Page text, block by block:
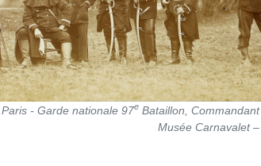
- Garde nationale 97eBataillon,
Musée Carnavalet